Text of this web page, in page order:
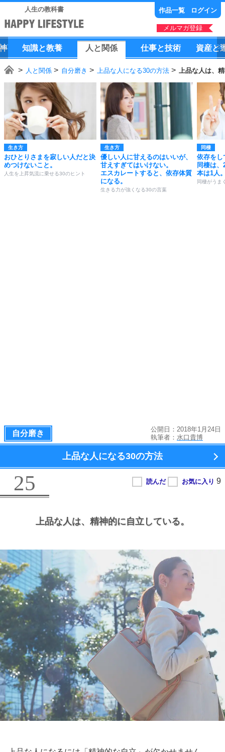
人生の教科書 作品一覧 ログイン
メルマガ登録
知識と教養 人 と 関係 仕事と技術 資産と
人と関係 自分磨き 上品な人になる30の方法 上品な人は、
生き方
おひとりさまを寂しい人だと決
めつけないこと。
人生を上昇気流に乗せる30のヒント
生き方
優しい人に甘えるのはいいが、
甘えすぎてはいけない。
エスカレートすると、依存体質
になる。
生きる力が強くなる30の言葉
同棲
依存をし
同棲は
本は1人
同棲がうま
自分磨き
公開日：2018年1月24日
執筆者： 水口貴博
上品な人になる30の方法
25
上品な人は、 精神的に自立している。